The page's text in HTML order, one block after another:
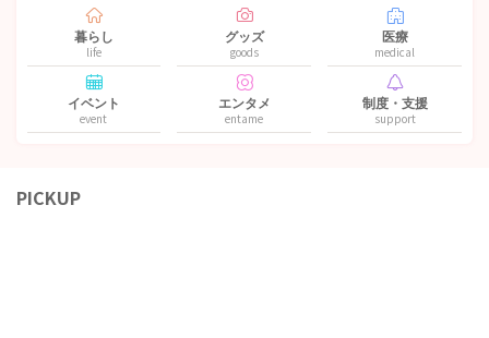
暮らし
life
グッズ
goods
医療
medical
イベント
event
エンタメ
entame
制度・支援
support
PICKUP